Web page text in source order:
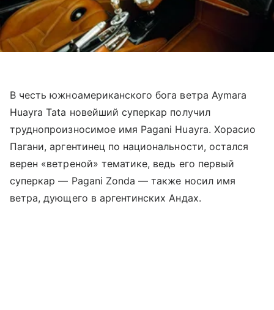
В честь южноамериканского бога ветра Aymara
Huayra Tata новейший суперкар получил
труднопроизносимое имя Pagani Huayra. Хорасио
Пагани, аргентинец по национальности, остался
верен «ветреной» тематике, ведь его первый
суперкар — Pagani Zonda — также носил имя
ветра, дующего в аргентинских Андах.